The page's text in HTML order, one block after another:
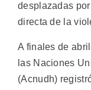
desplazadas
directa de la
A finales de
las Naciones
(Acnudh)